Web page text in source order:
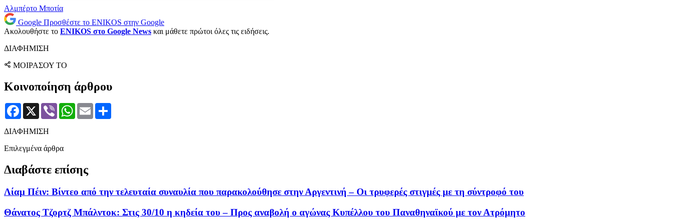
Αλμπέρτο Μποτία
Google Προσθέστε το ENIKOS στην Google
Ακολουθήστε το ENIKOS στο Google News και μάθετε πρώτοι όλες τις ειδήσεις.
ΔΙΑΦΗΜΙΣΗ
ΜΟΙΡΑΣΟΥ ΤΟ
Κοινοποίηση άρθρου
Facebook
X Viber WhatsApp
Email
ΔΙΑΦΗΜΙΣΗ
Επιλεγμένα άρθρα
Διαβάστε επίσης
Λίαμ Πέιν: Βίντεο από την τελευταία συναυλία που παρακολούθησε στην Αργεντινή – Οι τρυφερές στιγμές με τη σύντροφό του
Θάνατος Τζορτζ Μπάλντοκ: Στις 30/10 η κηδεία του – Προς αναβολή ο αγώνας Κυπέλλου του Παναθηναϊκού με τον Ατρόμητο